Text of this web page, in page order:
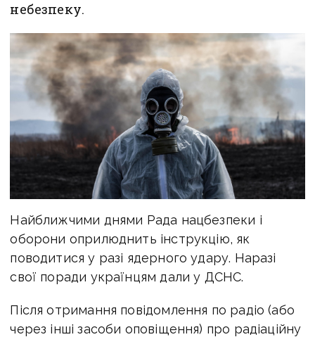
небезпеку.
Найближчими днями Рада нацбезпеки і
оборони оприлюднить інструкцію, як
поводитися у разі ядерного удару. Наразі
свої поради українцям дали у ДСНС.
Після отримання повідомлення по радіо (або
через інші засоби оповіщення) про радіаційну